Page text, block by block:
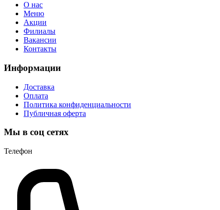
О нас
Меню
Акции
Филиалы
Вакансии
Контакты
Информации
Доставка
Оплата
Политика конфиденциальности
Публичная оферта
Мы в соц сетях
Телефон